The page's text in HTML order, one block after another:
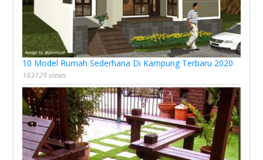
10 Model Rumah Sederhana Di Kampung Terbaru 2020
183129 views